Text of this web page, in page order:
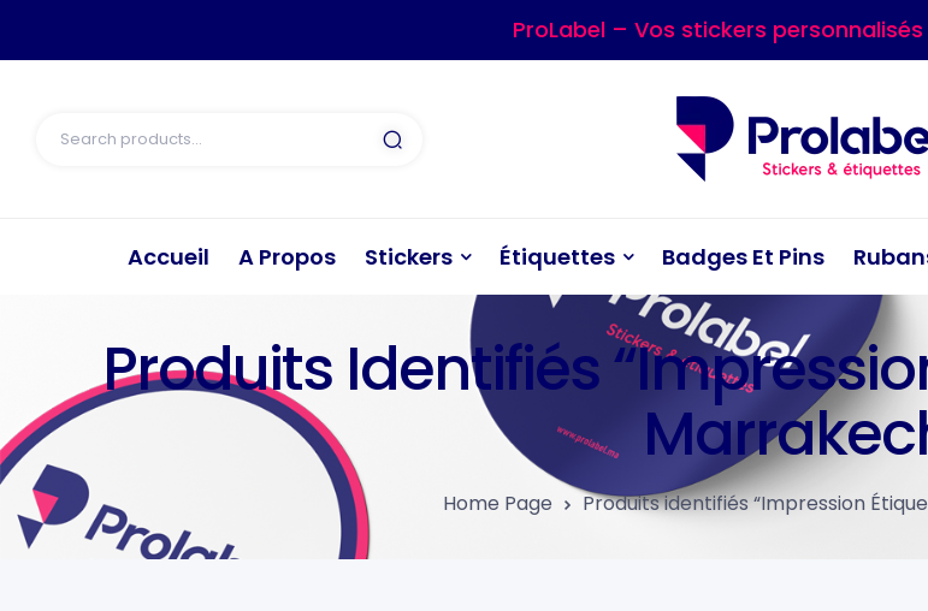
ProLabel – Vos stickers
Accueil A Propos Stickers Étiquettes Badges Et Pins
Produits Identifiés
Home Page Produits identifiés “Impression